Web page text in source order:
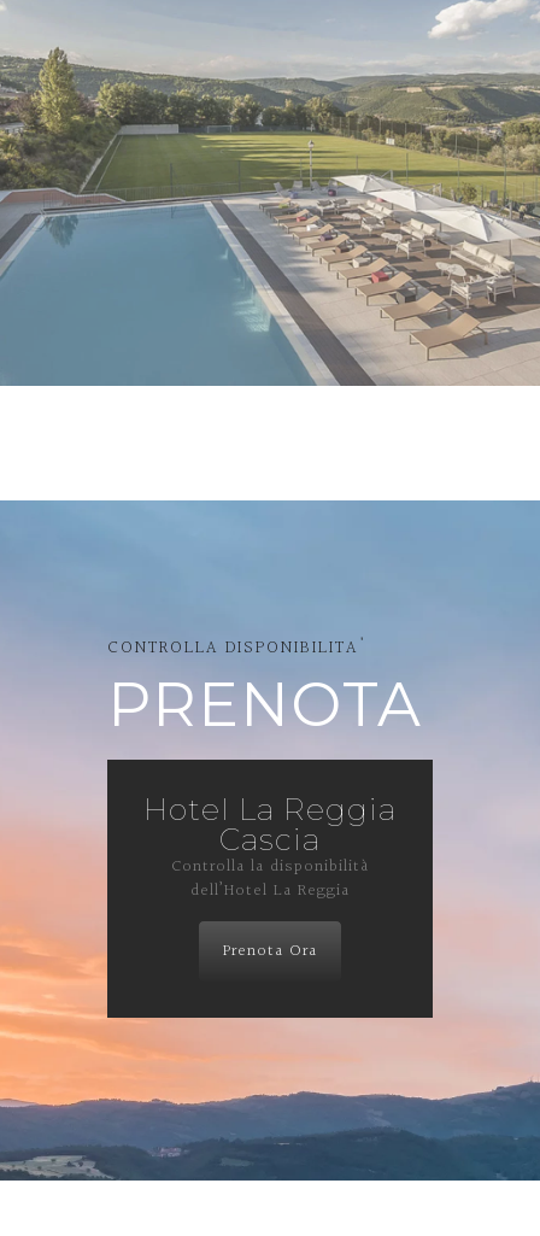
CONTROLLA DISPONIBILITA'
PRENOTA
Hotel La Reggia
Cascia
Controlla la disponibilità
dell’Hotel La Reggia
Prenota Ora